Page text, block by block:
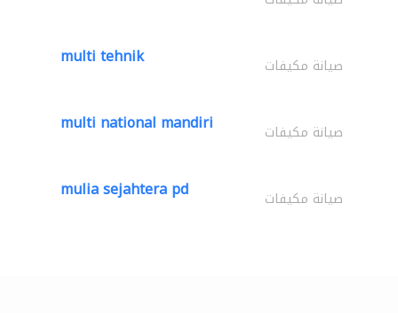
multi tehnik صيانة مكيفات
multi national mandiri صيانة مكيفات
mulia sejahtera pd صيانة مكيفات